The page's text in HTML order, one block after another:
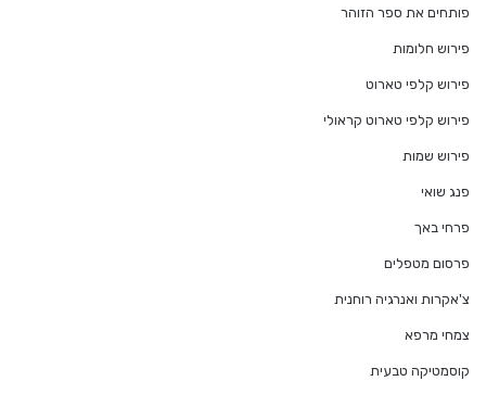
פותחים את ספר הזוהר
פירוש חלומות
פירוש קלפי טארוט
פירוש קלפי טארוט קראולי
פירוש שמות
פנג שואי
פרחי באך
פרסום מטפלים
צ'אקרות ואנרגיה רוחנית
צמחי מרפא
קוסמטיקה טבעית